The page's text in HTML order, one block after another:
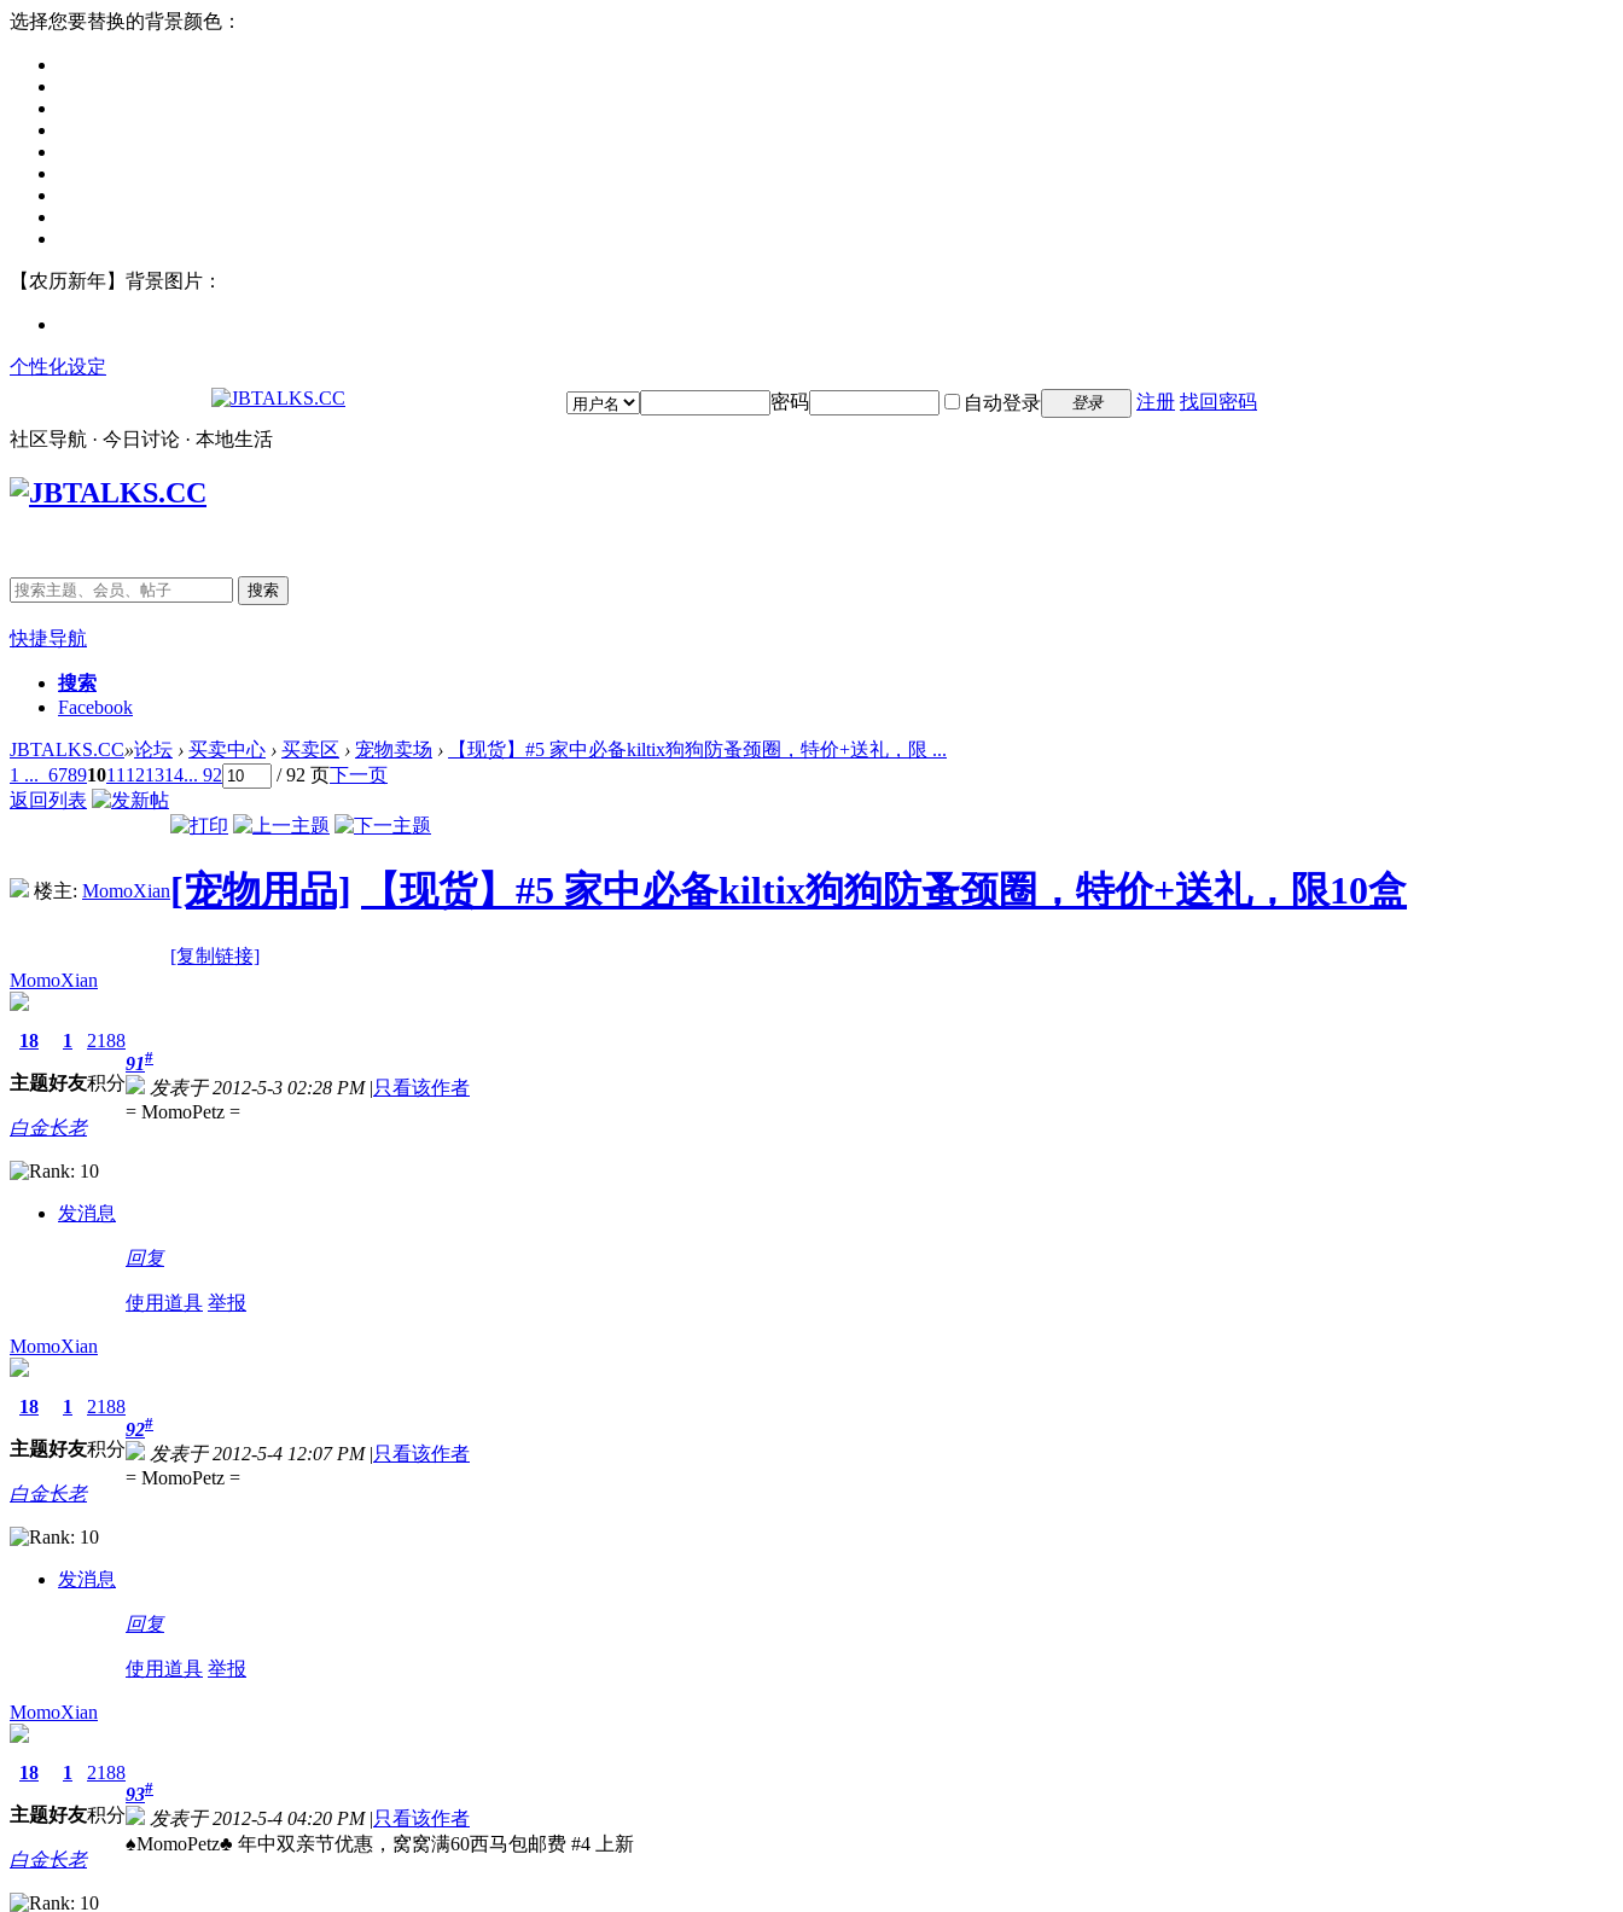
选择您要替换的背景颜色：
【农历新年】背景图片：
个性化设定
密码
自动登录 登录 注册 找回密码
社区导航 · 今日讨论 · 本地生活
搜索
快捷导航
搜索
Facebook
JBTALKS.CC»论坛 › 买卖中心 › 买卖区 › 宠物卖场 ›
【现货】#5 家中必备kiltix狗狗防蚤颈圈，特价+送礼，限 ...
1 ... 67891011 121314... 92 / 92 页下一页
返回列表
楼主: MomoXian[宠物用品] 【现货】#5 家中必备kiltix狗狗防蚤颈圈，特价+送礼，限10盒
[复制链接]
MomoXian
18
主题
1
好友
2188
积分
白金长老
发消息
91#
发表于 2012-5-3 02:28 PM |只看该作者
= MomoPetz =
回复
使用道具 举报
MomoXian
18
主题
1
好友
2188
积分
白金长老
发消息
92#
发表于 2012-5-4 12:07 PM |只看该作者
= MomoPetz =
回复
使用道具 举报
MomoXian
18
主题
1
好友
2188
积分
白金长老
93#
发表于 2012-5-4 04:20 PM |只看该作者
♠MomoPetz♣ 年中双亲节优惠，窝窝满60西马包邮费 #4 上新